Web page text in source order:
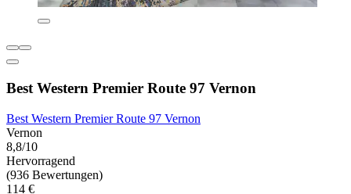
Best Western Premier Route 97 Vernon
Best Western Premier Route 97 Vernon
Vernon
8,8/10
Hervorragend
(936 Bewertungen)
114 €